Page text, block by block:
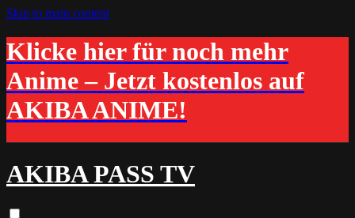
Skip to main content
Klicke hier für noch mehr
Anime – Jetzt kostenlos auf
AKIBA ANIME!
AKIBA PASS TV